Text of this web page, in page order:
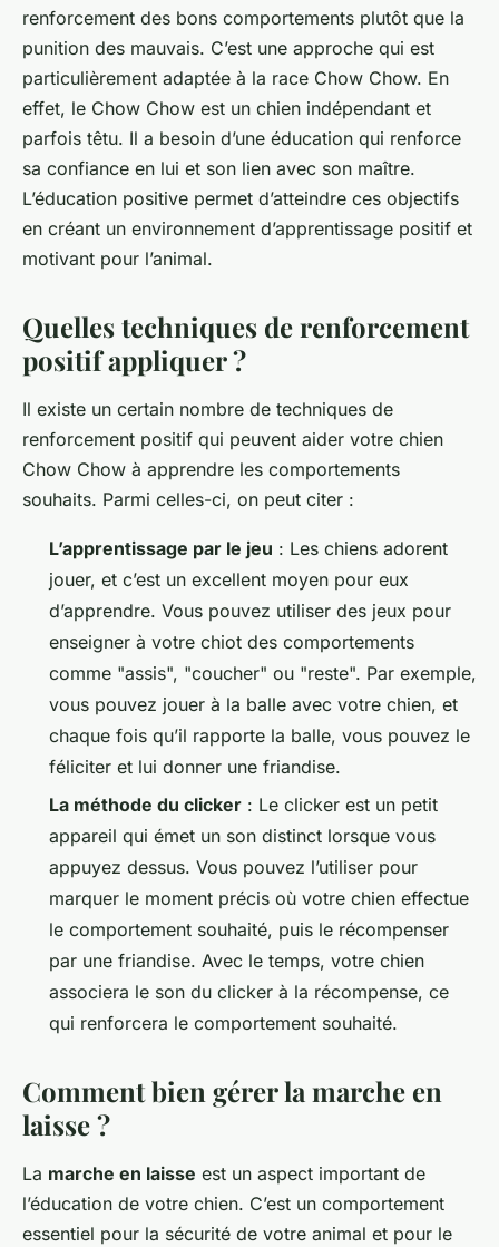
renforcement des bons comportements plutôt que la
punition des mauvais. C’est une approche qui est
particulièrement adaptée à la race Chow Chow. En
effet, le Chow Chow est un chien indépendant et
parfois têtu. Il a besoin d’une éducation qui renforce
sa confiance en lui et son lien avec son maître.
L’éducation positive permet d’atteindre ces objectifs
en créant un environnement d’apprentissage positif et
motivant pour l’animal.
Quelles techniques de renforcement
positif appliquer ?
Il existe un certain nombre de techniques de
renforcement positif qui peuvent aider votre chien
Chow Chow à apprendre les comportements
souhaits. Parmi celles-ci, on peut citer :
L’apprentissage par le jeu : Les chiens adorent
jouer, et c’est un excellent moyen pour eux
d’apprendre. Vous pouvez utiliser des jeux pour
enseigner à votre chiot des comportements
comme "assis", "coucher" ou "reste". Par exemple,
vous pouvez jouer à la balle avec votre chien, et
chaque fois qu’il rapporte la balle, vous pouvez le
féliciter et lui donner une friandise.
La méthode du clicker : Le clicker est un petit
appareil qui émet un son distinct lorsque vous
appuyez dessus. Vous pouvez l’utiliser pour
marquer le moment précis où votre chien effectue
le comportement souhaité, puis le récompenser
par une friandise. Avec le temps, votre chien
associera le son du clicker à la récompense, ce
qui renforcera le comportement souhaité.
Comment bien gérer la marche en
laisse ?
La marche en laisse est un aspect important de
l’éducation de votre chien. C’est un comportement
essentiel pour la sécurité de votre animal et pour le